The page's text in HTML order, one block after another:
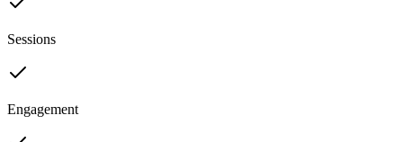
Sessions
Engagement